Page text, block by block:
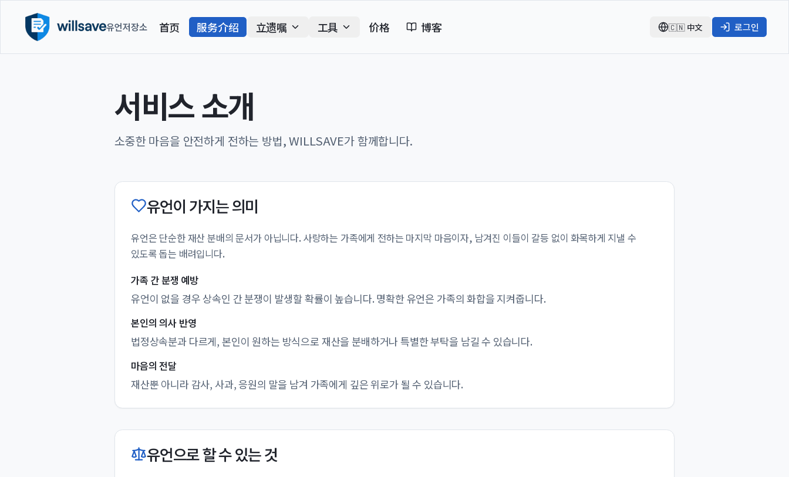
유언저장소 首页 服务介绍 立遗嘱 工具 价格 博客 🇨🇳 中文 로그인
서비스 소개
소중한 마음을 안전하게 전하는 방법, WILLSAVE가 함께합니다.
유언이 가지는 의미
유언은 단순한 재산 분배의 문서가 아닙니다. 사랑하는 가족에게 전하는 마지막 마음이자, 남겨진 이들이 갈등 없이 화목하게 지낼 수
있도록 돕는 배려입니다.
가족 간 분쟁 예방
유언이 없을 경우 상속인 간 분쟁이 발생할 확률이 높습니다. 명확한 유언은 가족의 화합을 지켜줍니다.
본인의 의사 반영
법정상속분과 다르게, 본인이 원하는 방식으로 재산을 분배하거나 특별한 부탁을 남길 수 있습니다.
마음의 전달
재산뿐 아니라 감사, 사과, 응원의 말을 남겨 가족에게 깊은 위로가 될 수 있습니다.
유언으로 할 수 있는 것